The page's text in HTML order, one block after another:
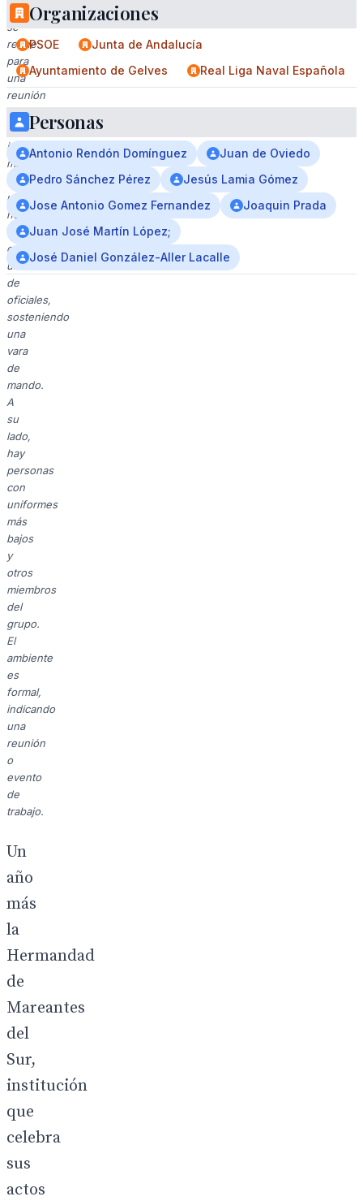
militar
se
reúne
para
una
reunión
formal.
La
imagen
muestra
a
un
hombre
mayor
con
uniforme
de
oficiales,
sosteniendo
una
vara
de
mando.
A
su
lado,
hay
personas
con
uniformes
más
bajos
y
otros
miembros
del
grupo.
El
ambiente
es
formal,
indicando
una
reunión
o
evento
de
trabajo.
Un
año
más
la
Hermandad
de
Mareantes
del
Sur,
institución
que
celebra
sus
actos
Organizaciones
PSOE
Junta de Andalucía
Ayuntamiento de Gelves
Real Liga Naval Española
Personas
Antonio Rendón Domínguez
Juan de Oviedo
Pedro Sánchez Pérez
Jesús Lamia Gómez
Jose Antonio Gomez Fernandez
Joaquin Prada
Juan José Martín López;
José Daniel González-Aller Lacalle